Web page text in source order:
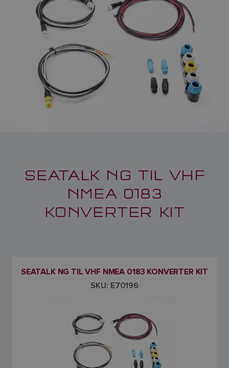
SEATALK NG TIL VHF
NMEA 0183
KONVERTER KIT
SEATALK NG TIL VHF NMEA 0183 KONVERTER KIT
SKU: E70196